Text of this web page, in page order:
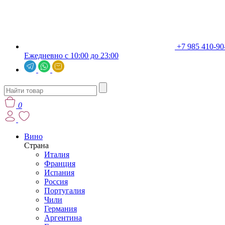
+7 985 410-
Ежедневно с 10:00 до 23:00
0
Вино
Страна
Италия
Франция
Испания
Россия
Португалия
Чили
Германия
Аргентина